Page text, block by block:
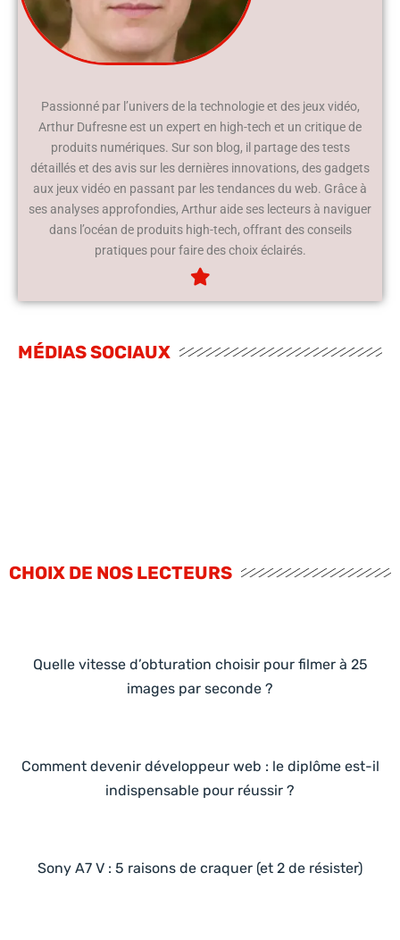
Passionné par l’univers de la technologie et des jeux vidéo,
Arthur Dufresne est un expert en high-tech et un critique de
produits numériques. Sur son blog, il partage des tests
détaillés et des avis sur les dernières innovations, des gadgets
aux jeux vidéo en passant par les tendances du web. Grâce à
ses analyses approfondies, Arthur aide ses lecteurs à naviguer
dans l’océan de produits high-tech, offrant des conseils
pratiques pour faire des choix éclairés.
MÉDIAS SOCIAUX
CHOIX DE NOS LECTEURS
Quelle vitesse d’obturation choisir pour filmer à 25
images par seconde ?
Comment devenir développeur web : le diplôme est-il
indispensable pour réussir ?
Sony A7 V : 5 raisons de craquer (et 2 de résister)